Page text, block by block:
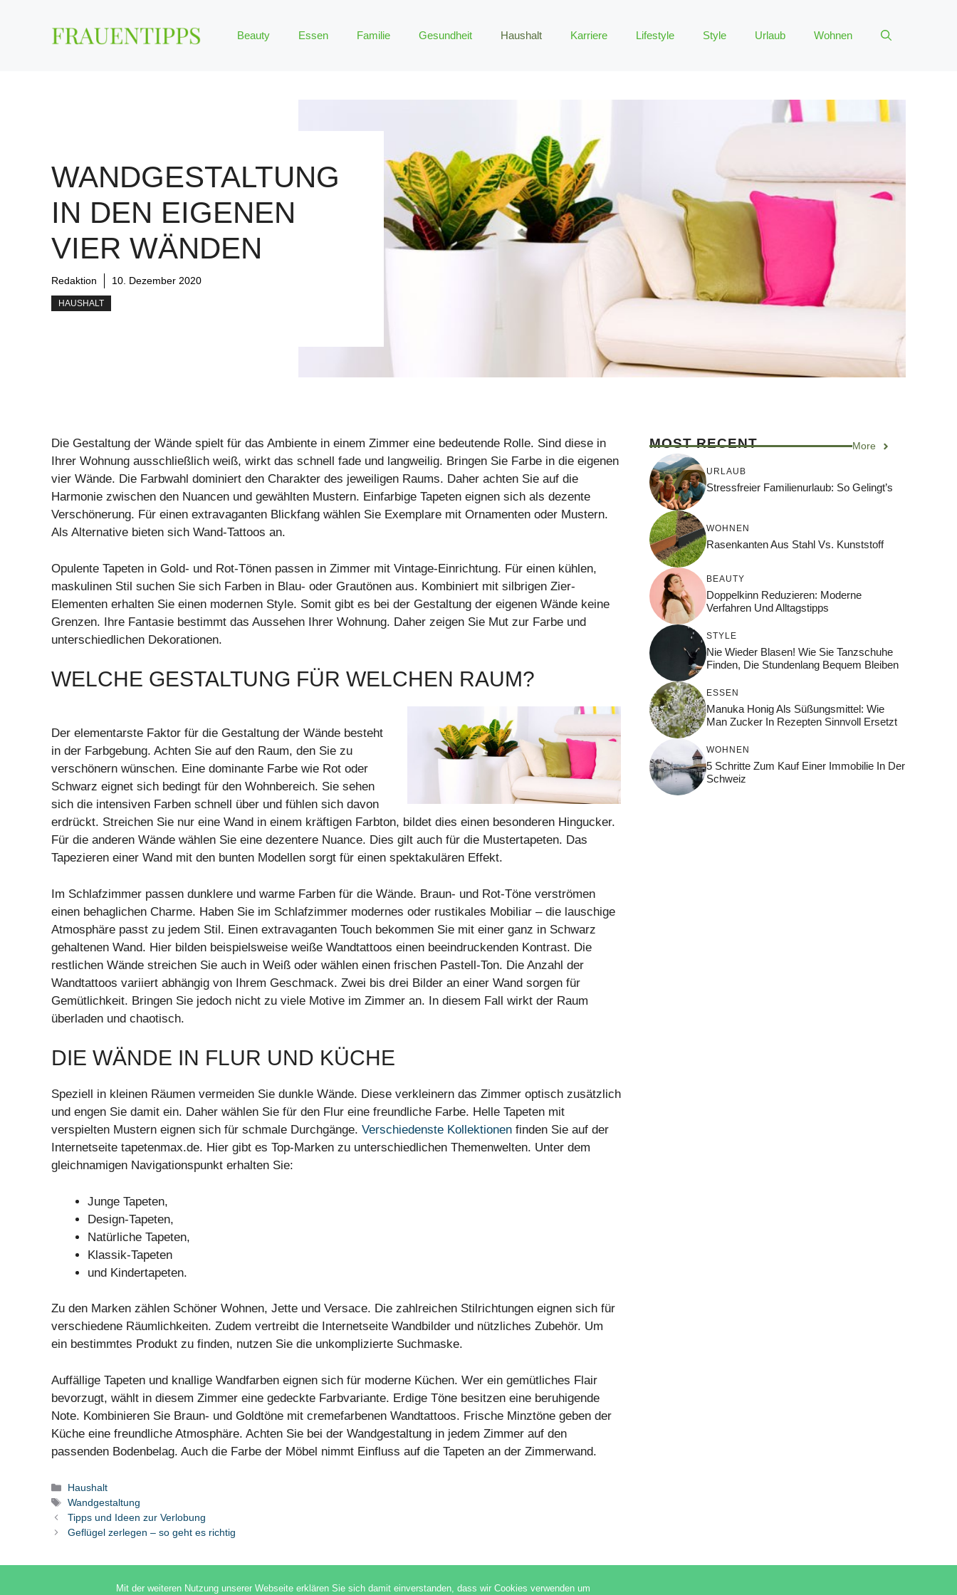
Beauty Essen Familie Gesundheit Haushalt Karriere Lifestyle Style Urlaub Wohnen
WANDGESTALTUNG
IN DEN EIGENEN
VIER WÄNDEN
Redaktion 10. Dezember 2020
HAUSHALT
Die Gestaltung der Wände spielt für das Ambiente in einem Zimmer eine bedeutende Rolle. Sind diese in
Ihrer Wohnung ausschließlich weiß, wirkt das schnell fade und langweilig. Bringen Sie Farbe in die eigenen
vier Wände. Die Farbwahl dominiert den Charakter des jeweiligen Raums. Daher achten Sie auf die
Harmonie zwischen den Nuancen und gewählten Mustern. Einfarbige Tapeten eignen sich als dezente
Verschönerung. Für einen extravaganten Blickfang wählen Sie Exemplare mit Ornamenten oder Mustern.
Als Alternative bieten sich Wand-Tattoos an.
Opulente Tapeten in Gold- und Rot-Tönen passen in Zimmer mit Vintage-Einrichtung. Für einen kühlen,
maskulinen Stil suchen Sie sich Farben in Blau- oder Grautönen aus. Kombiniert mit silbrigen Zier-
Elementen erhalten Sie einen modernen Style. Somit gibt es bei der Gestaltung der eigenen Wände keine
Grenzen. Ihre Fantasie bestimmt das Aussehen Ihrer Wohnung. Daher zeigen Sie Mut zur Farbe und
unterschiedlichen Dekorationen.
WELCHE GESTALTUNG FÜR WELCHEN RAUM?
Der elementarste Faktor für die Gestaltung der Wände besteht
in der Farbgebung. Achten Sie auf den Raum, den Sie zu
verschönern wünschen. Eine dominante Farbe wie Rot oder
Schwarz eignet sich bedingt für den Wohnbereich. Sie sehen
sich die intensiven Farben schnell über und fühlen sich davon
erdrückt. Streichen Sie nur eine Wand in einem kräftigen Farbton, bildet dies einen besonderen Hingucker.
Für die anderen Wände wählen Sie eine dezentere Nuance. Dies gilt auch für die Mustertapeten. Das
Tapezieren einer Wand mit den bunten Modellen sorgt für einen spektakulären Effekt.
Im Schlafzimmer passen dunklere und warme Farben für die Wände. Braun- und Rot-Töne verströmen
einen behaglichen Charme. Haben Sie im Schlafzimmer modernes oder rustikales Mobiliar – die lauschige
Atmosphäre passt zu jedem Stil. Einen extravaganten Touch bekommen Sie mit einer ganz in Schwarz
gehaltenen Wand. Hier bilden beispielsweise weiße Wandtattoos einen beeindruckenden Kontrast. Die
restlichen Wände streichen Sie auch in Weiß oder wählen einen frischen Pastell-Ton. Die Anzahl der
Wandtattoos variiert abhängig von Ihrem Geschmack. Zwei bis drei Bilder an einer Wand sorgen für
Gemütlichkeit. Bringen Sie jedoch nicht zu viele Motive im Zimmer an. In diesem Fall wirkt der Raum
überladen und chaotisch.
DIE WÄNDE IN FLUR UND KÜCHE
Speziell in kleinen Räumen vermeiden Sie dunkle Wände. Diese verkleinern das Zimmer optisch zusätzlich
und engen Sie damit ein. Daher wählen Sie für den Flur eine freundliche Farbe. Helle Tapeten mit
verspielten Mustern eignen sich für schmale Durchgänge. Verschiedenste Kollektionen finden Sie auf der
Internetseite tapetenmax.de. Hier gibt es Top-Marken zu unterschiedlichen Themenwelten. Unter dem
gleichnamigen Navigationspunkt erhalten Sie:
Junge Tapeten,
Design-Tapeten,
Natürliche Tapeten,
Klassik-Tapeten
und Kindertapeten.
Zu den Marken zählen Schöner Wohnen, Jette und Versace. Die zahlreichen Stilrichtungen eignen sich für
verschiedene Räumlichkeiten. Zudem vertreibt die Internetseite Wandbilder und nützliches Zubehör. Um
ein bestimmtes Produkt zu finden, nutzen Sie die unkomplizierte Suchmaske.
Auffällige Tapeten und knallige Wandfarben eignen sich für moderne Küchen. Wer ein gemütliches Flair
bevorzugt, wählt in diesem Zimmer eine gedeckte Farbvariante. Erdige Töne besitzen eine beruhigende
Note. Kombinieren Sie Braun- und Goldtöne mit cremefarbenen Wandtattoos. Frische Minztöne geben der
Küche eine freundliche Atmosphäre. Achten Sie bei der Wandgestaltung in jedem Zimmer auf den
passenden Bodenbelag. Auch die Farbe der Möbel nimmt Einfluss auf die Tapeten an der Zimmerwand.
Kategorien
Haushalt
Schlagwörter
Wandgestaltung
Tipps und Ideen zur Verlobung
Geflügel zerlegen – so geht es richtig
MOST RECENT More
URLAUB
Stressfreier Familienurlaub: So Gelingt’s
WOHNEN
Rasenkanten Aus Stahl Vs. Kunststoff
BEAUTY
Doppelkinn Reduzieren: Moderne
Verfahren Und Alltagstipps
STYLE
Nie Wieder Blasen! Wie Sie Tanzschuhe
Finden, Die Stundenlang Bequem Bleiben
ESSEN
Manuka Honig Als Süßungsmittel: Wie
Man Zucker In Rezepten Sinnvoll Ersetzt
WOHNEN
5 Schritte Zum Kauf Einer Immobilie In Der
Schweiz
Mit der weiteren Nutzung unserer Webseite erklären Sie sich damit einverstanden, dass wir Cookies verwenden um